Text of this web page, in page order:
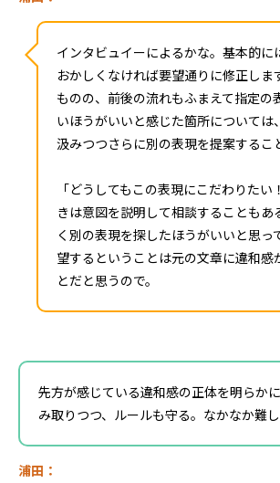
インタビュイーによるかな。基本的に
おかしくなければ要望通りに修正しま
ものの、前後の流れもふまえて指定の
いほうがいいと感じた箇所については
汲みつつさらに別の表現を提案するこ
「どうしてもこの表現にこだわりたい
きは意図を説明して相談することもあ
く別の表現を探したほうがいいと思っ
望するということは元の文章に違和感
とだと思うので。
先方が感じている違和感の正体を明らか
み取りつつ、ルールも守る。なかなか難
浦田：